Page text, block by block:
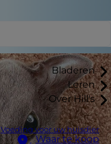
Bladeren
Leren
Over Hill's
Voeding voor uw huisdier
Waar te koop